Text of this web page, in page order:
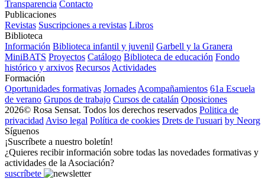
Transparencia Contacto
Publicaciones
Revistas Suscripciones a revistas Libros
Biblioteca
Información Biblioteca infantil y juvenil Garbell y la Granera
MiniBATS Proyectos Catálogo Biblioteca de educación Fondo
histórico y arxivos Recursos Actividades
Formación
Oportunidades formativas Jornades Acompañamientos 61a Escuela
de verano Grupos de trabajo Cursos de catalán Oposiciones
2026© Rosa Sensat. Todos los derechos reservados Politica de
privacidad Aviso legal Política de cookies Drets de l'usuari by Neorg
Síguenos
¡Suscríbete a nuestro boletín!
¿Quieres recibir información sobre todas las novedades formativas y
actividades de la Asociación?
suscríbete